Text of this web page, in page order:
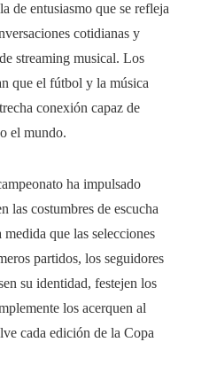
de entusiasmo que se refleja
cotidianas y
streaming musical. Los
que el fútbol y la música
conexión capaz de
el mundo.
ha impulsado
las costumbres de escucha
que las selecciones
partidos, los seguidores
su identidad, festejen los
los acerquen al
cada edición de la Copa